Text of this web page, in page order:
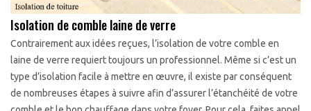
Isolation de comble laine de verre
Contrairement aux idées reçues, l’isolation de votre comble en
laine de verre requiert toujours un professionnel. Même si c’est un
type d’isolation facile à mettre en œuvre, il existe par conséquent
de nombreuses étapes à suivre afin d’assurer l’étanchéité de votre